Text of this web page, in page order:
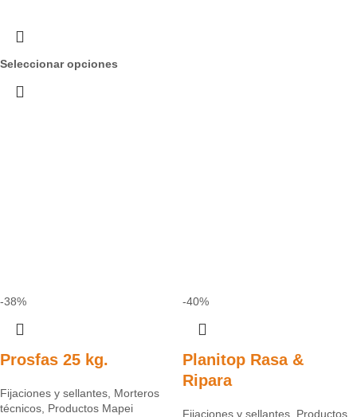
Seleccionar opciones
-38%
Prosfas 25 kg.
Fijaciones y sellantes Morteros
técnicos Productos Mapei
-40%
Planitop Rasa &
Ripara
Fijaciones y sellantes Productos